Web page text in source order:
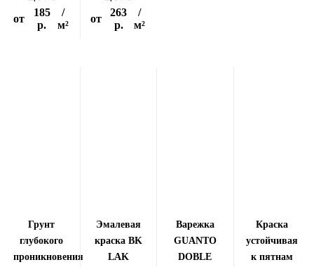
от
185
р.
/
м²
от
263
р.
/
м²
Грунт
глубокого
проникновения
Эмалевая
краска BK
LAK
Варежка
GUANTO
DOBLE
Краска
устойчивая
к пятнам